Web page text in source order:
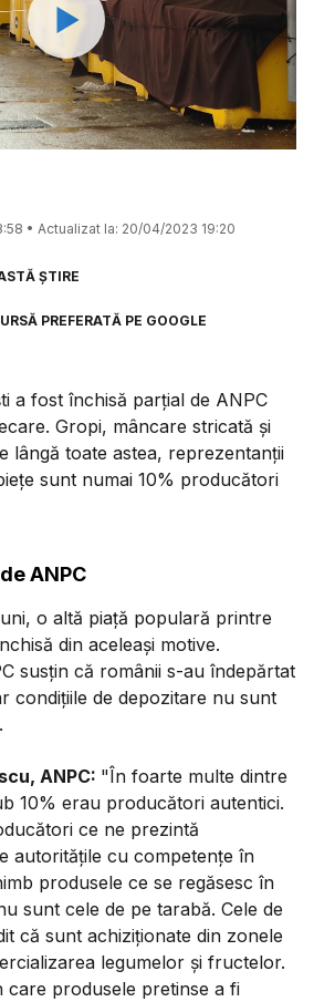
Watch
• Actualizat la: 20/04/2023 19:20
ȘTIRE
PREFERATĂ PE GOOGLE
a fost închisă parțial de ANPC
Gropi, mâncare stricată și
lângă toate astea, reprezentanții
sunt numai 10% producători
ANPC
o altă piață populară printre
din aceleași motive.
susțin că românii s-au îndepărtat
condițiile de depozitare nu sunt
ANPC: "În foarte multe dintre
10% erau producători autentici.
ce ne prezintă
autoritățile cu competențe în
produsele ce se regăsesc în
sunt cele de pe tarabă. Cele de
că sunt achiziționate din zonele
legumelor și fructelor.
care produsele pretinse a fi